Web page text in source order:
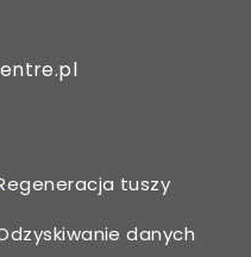
tuszy
danych